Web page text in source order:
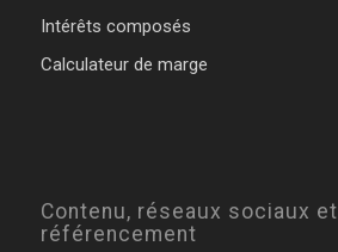
Intérêts composés
Calculateur de marge
Contenu, réseaux sociaux et
référencement